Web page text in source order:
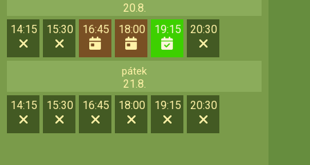
20.8.
14:15
15:30 16:45 18:00 19:15 20:30
pátek
21.8.
14:15
15:30 16:45 18:00 19:15 20:30